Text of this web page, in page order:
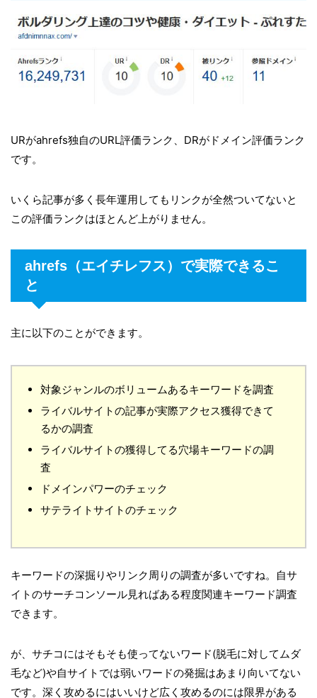
URがahrefs独自のURL評価ランク、DRがドメイン評価ランク
です。
いくら記事が多く長年運用してもリンクが全然ついてないと
この評価ランクはほとんど上がりません。
ahrefs（エイチレフス）で実際できるこ
と
主に以下のことができます。
対象ジャンルのボリュームあるキーワードを調査
ライバルサイトの記事が実際アクセス獲得できて
るかの調査
ライバルサイトの獲得してる穴場キーワードの調
査
ドメインパワーのチェック
サテライトサイトのチェック
キーワードの深掘りやリンク周りの調査が多いですね。自サ
イトのサーチコンソール見ればある程度関連キーワード調査
できます。
が、サチコにはそもそも使ってないワード(脱毛に対してムダ
毛など)や自サイトでは弱いワードの発掘はあまり向いてない
です。深く攻めるにはいいけど広く攻めるのには限界がある